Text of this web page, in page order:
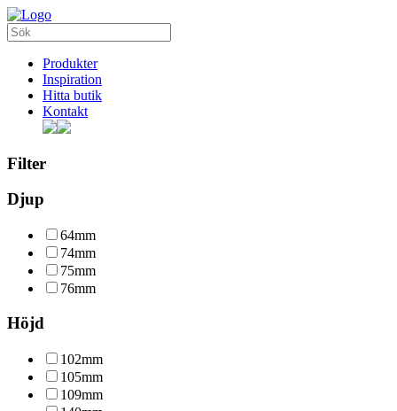
Produkter
Inspiration
Hitta butik
Kontakt
Filter
Djup
64mm
74mm
75mm
76mm
Höjd
102mm
105mm
109mm